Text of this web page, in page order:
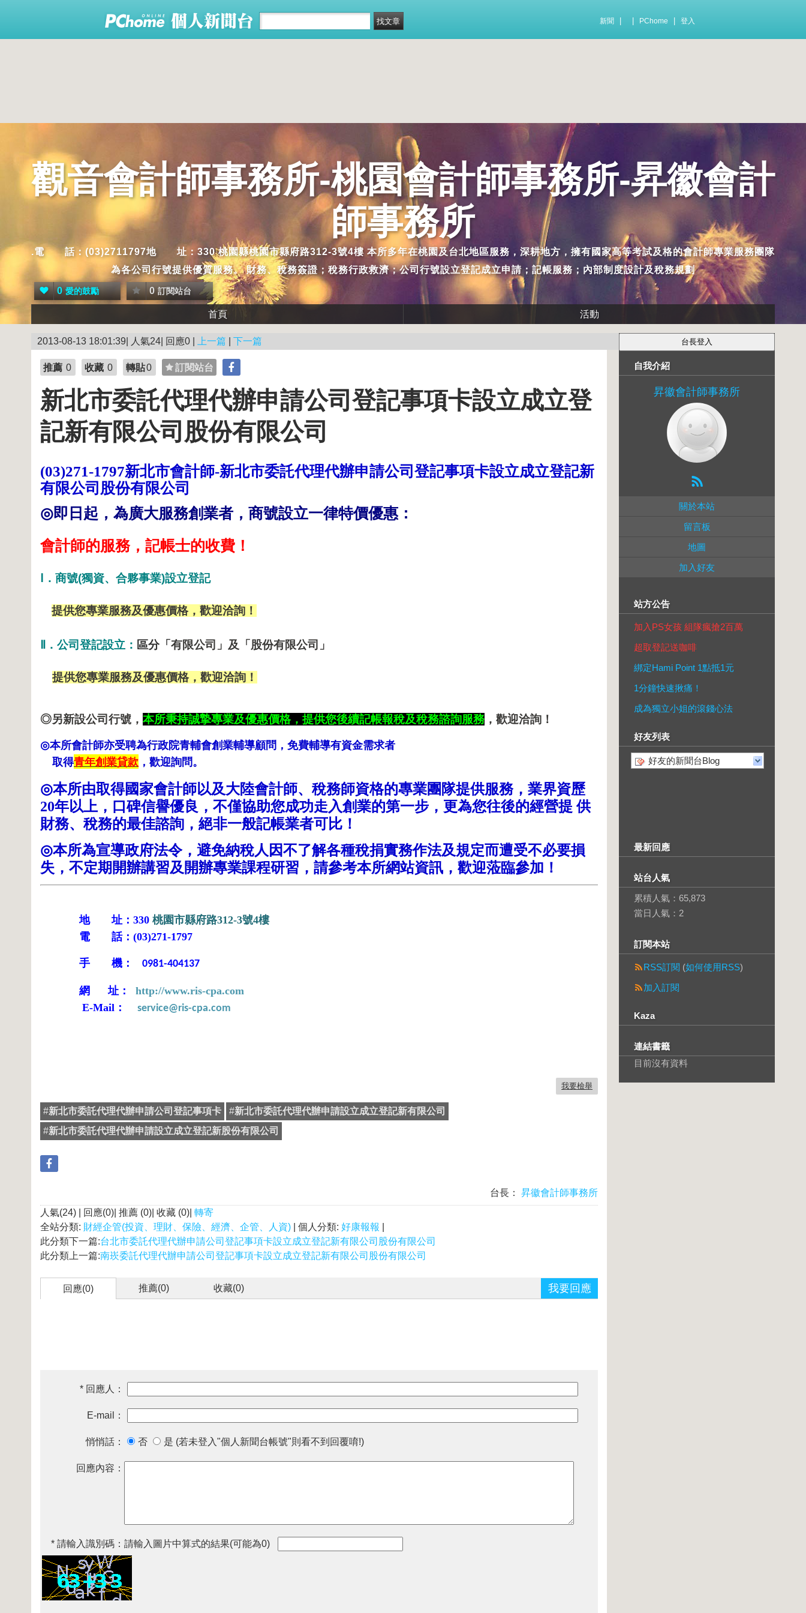
新聞 PChome 登入
觀音會計師事務所-桃園會計師事務所-昇徽會計
師事務所
.電 話：(03)2711797地 址：330 桃園縣桃園市縣府路312-3號4樓 本所多年在桃園及台北地區服務，深耕地方，擁有國家高等考試及格的會計師專業服務團隊
為各公司行號提供優質服務。 財務、稅務簽證；稅務行政救濟；公司行號設立登記成立申請；記帳服務；內部制度設計及稅務規劃
0 愛的鼓勵 0 訂閱站台
首頁 活動
2013-08-13 18:01:39| 人氣24| 回應0 | 上一篇 下一篇
推薦 0 收藏 0 轉貼0 訂閱站台
新北市委託代理代辦申請公司登記事項卡設立成立登
記新有限公司股份有限公司
(03)271-1797新北市會計師-新北市委託代理代辦申請公司登記事項卡設立成立登記新
有限公司股份有限公司
◎即日起，為廣大服務創業者，商號設立一律特價優惠：
會計師的服務，記帳士的收費！
．商號(獨資、合夥事業)設立登記
提供您專業服務及優惠價格，歡迎洽詢！
．公司登記設立： 區分「 有限公司」及「股份有限公司」
提供您專業服務及優惠價格，歡迎洽詢！
◎另新設公司行號， 本所秉持誠摯專業及優惠價格，提供您後續記帳報稅及稅務諮詢服務 ，歡迎洽詢！
◎本所會計師亦受聘為行政院青輔會創業輔導顧問，免費輔導有資金需求者
取得青年創業貸款 ，歡迎詢問。
◎本所由取得國家會計師以及大陸會計師、稅務師資格的專業團隊提供服務，業界資歷
20年以上，口碑信譽優良，不僅協助您成功走入創業的第一步，更為您往後的經營提 供
財務、稅務的最佳諮詢，絕非一般記帳業者可比！
◎本所為宣導政府法令，避免納稅人因不了解各種稅捐實務作法及規定而遭受不必要損
失，不定期開辦講習及開辦專業課程研習，請參考本所網站資訊，歡迎蒞臨參加！
地 址： 330 桃園市縣府路312-3號4樓
電 話： (03)271-1797
手 機： 0981-404137
網 址：
http://www.ris-cpa.com
E-Mail ： service@ris-cpa.com
我要檢舉
#新北市委託代理代辦申請公司登記事項卡 #新北市委託代理代辦申請設立成立登記新有限公司
#新北市委託代理代辦申請設立成立登記新股份有限公司
台長：
昇徽會計師事務所
人氣(24) | 回應(0)| 推薦 (0)| 收藏 (0)| 轉寄
全站分類: 財經企管(投資、理財、保險、經濟、企管、人資) | 個人分類: 好康報報
此分類下一篇:台北市委託代理代辦申請公司登記事項卡設立成立登記新有限公司股份有限公司
此分類上一篇:南崁委託代理代辦申請公司登記事項卡設立成立登記新有限公司股份有限公司
回應(0) 推薦(0) 收藏(0) 我要回應
* 回應人：
E-mail：
悄悄話： 否 是 (若未登入"個人新聞台帳號"則看不到回覆唷!)
回應內容：
* 請輸入識別碼： 請輸入圖片中算式的結果(可能為0)
自我介紹
昇徽會計師事務所
關於本站
留言板
地圖
加入好友
站方公告
加入PS女孩 組隊瘋搶2百萬
超取登記送咖啡
綁定Hami Point 1點抵1元
1分鐘快速揪痛！
成為獨立小姐的滾錢心法
好友列表
好友的新聞台Blog
最新回應
站台人氣
累積人氣： 65,873
當日人氣： 2
訂閱本站
RSS訂閱 (如何使用RSS)
加入訂閱
Kaza
連結書籤
目前沒有資料